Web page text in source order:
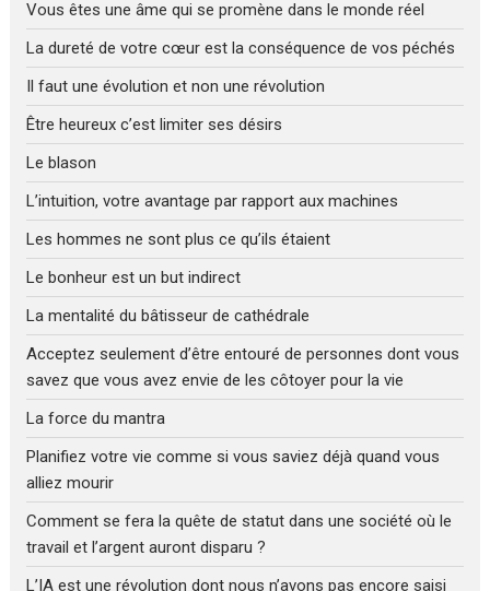
Vous êtes une âme qui se promène dans le monde réel
La dureté de votre cœur est la conséquence de vos péchés
Il faut une évolution et non une révolution
Être heureux c’est limiter ses désirs
Le blason
L’intuition, votre avantage par rapport aux machines
Les hommes ne sont plus ce qu’ils étaient
Le bonheur est un but indirect
La mentalité du bâtisseur de cathédrale
Acceptez seulement d’être entouré de personnes dont vous
savez que vous avez envie de les côtoyer pour la vie
La force du mantra
Planifiez votre vie comme si vous saviez déjà quand vous
alliez mourir
Comment se fera la quête de statut dans une société où le
travail et l’argent auront disparu ?
L’IA est une révolution dont nous n’avons pas encore saisi